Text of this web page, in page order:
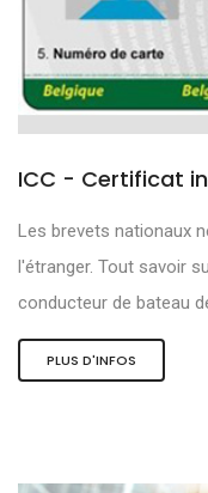
ICC - Certificat
Les brevets nationaux
l'étranger. Tout savoir
conducteur de bateau
PLUS D'INFOS